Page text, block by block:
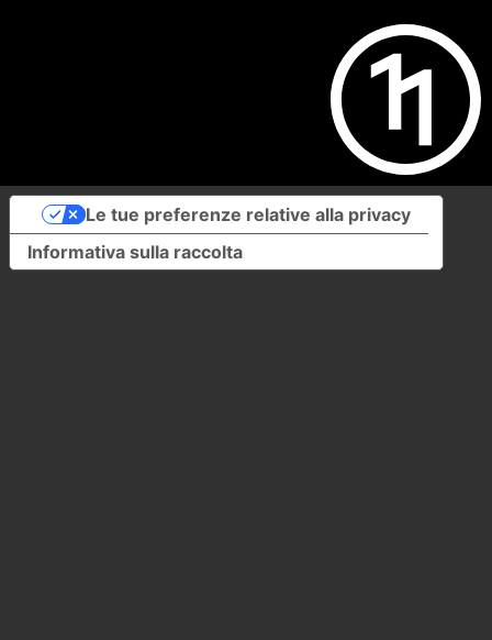
Informativa sulla raccolta
Le tue preferenze relative alla privacy